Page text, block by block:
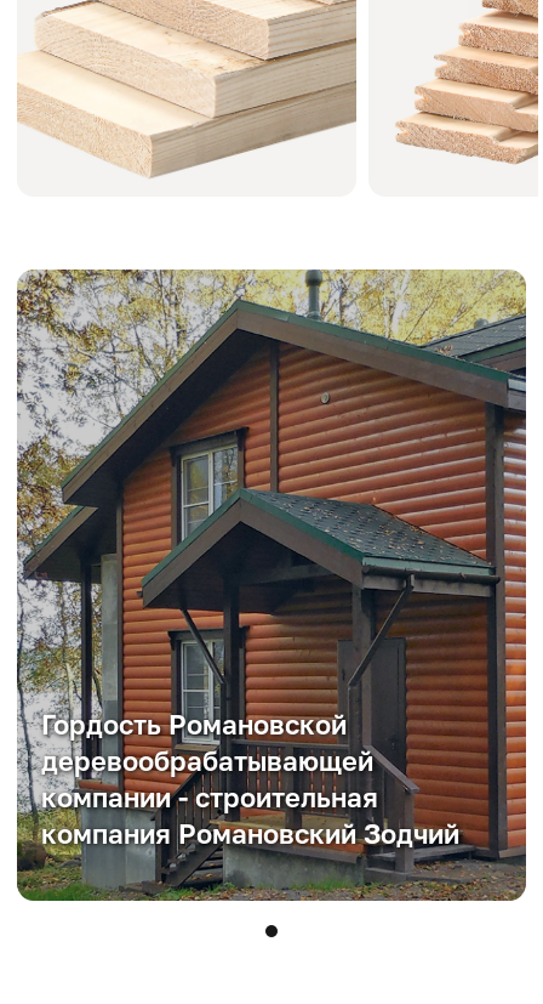
Гордость Романовской
деревообрабатывающей
компании - строительная
компания Романовский Зодчий